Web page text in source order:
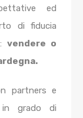
ed
di fiducia
vendere o
partners e
in grado di